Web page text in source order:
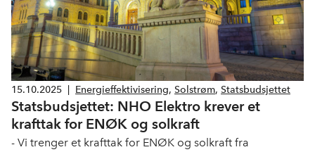
15.10.2025 Energieffektivisering, Solstrøm, Statsbudsjettet
Statsbudsjettet: NHO Elektro krever et
krafttak for ENØK og solkraft
- Vi trenger et krafttak for ENØK og solkraft fra